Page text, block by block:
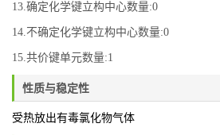
13.确定化学键立构中心数量:0
14.不确定化学键立构中心数量:0
15.共价键单元数量:1
性质与稳定性
受热放出有毒氯化物气体